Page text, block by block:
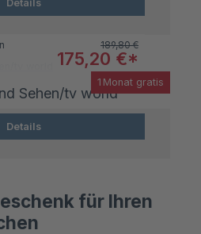
Details
1 Monat gratis
Regulärer Preis:
189,80 €
Verkaufspreis:
175,20 €*
Sehen/tv world
Details
für Ihren